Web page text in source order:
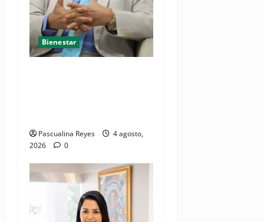
Bienestar
Pascualina Reyes
4 agosto,
2026
0